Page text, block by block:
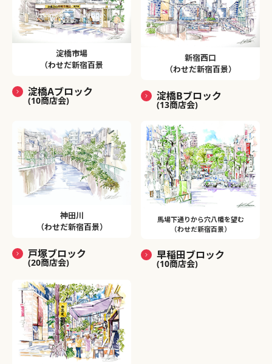
淀橋市場
（わせだ新宿百景
淀橋Aブロック
(10商店会)
新宿西口
（わせだ新宿百景）
淀橋Bブロック
(13商店会)
神田川
（わせだ新宿百景）
戸塚ブロック
(20商店会)
馬場下通りから穴八幡を望む
（わせだ新宿百景）
早稲田ブロック
(10商店会)